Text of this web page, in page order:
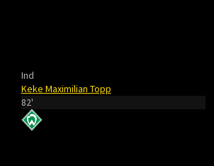
Ind
Keke Maximilian Topp
82'